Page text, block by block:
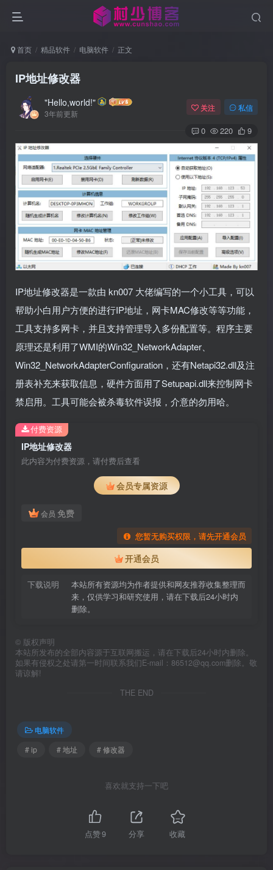
首页 精品软件 电脑软件 正文
IP地址修改器
"Hello,world!"
3年前更新
关注 私信
0 220 9
IP地址修改器是一款由 kn007 大佬编写的一个小工具，可以
帮助小白用户方便的进行IP地址，网卡MAC修改等等功能，
工具支持多网卡，并且支持管理导入多份配置等。程序主要
原理还是利用了WMI的Win32_NetworkAdapter、
Win32_NetworkAdapterConfiguration，还有Netapi32.dll及注
册表补充来获取信息，硬件方面用了Setupapi.dll来控制网卡
禁启用。工具可能会被杀毒软件误报，介意的勿用哈。
IP地址修改器
此内容为付费资源，请付费后查看
会员专属资源
会员 免费
您暂无购买权限，请先开通会员
开通会员
下载说明
本站所有资源均为作者提供和网友推荐收集整理而
来，仅供学习和研究使用，请在下载后24小时内
删除。
付费资源
© 版权声明
本站所发布的全部内容源于互联网搬运，请在下载后24小时内删除。
如果有侵权之处请第一时间联系我们E-mail：86512@qq.com删除。敬
请谅解!
THE END
电脑软件
# ip
# 地址 # 修改器
喜欢就支持一下吧
点赞9 分享 收藏